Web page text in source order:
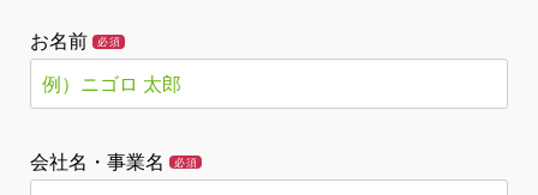
お名前 必須
会社名・事業名 必須